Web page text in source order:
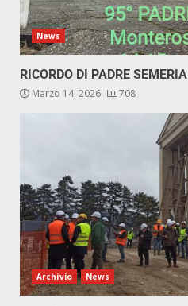
News
RICORDO DI PADRE SEMERIA
Marzo 14, 2026 708
Archivio News